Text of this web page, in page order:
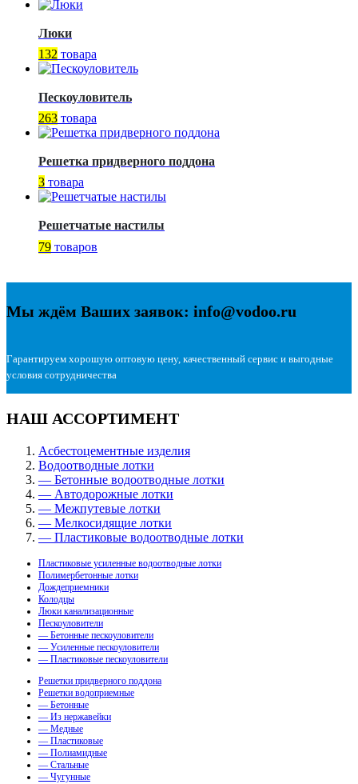
Люки
132 товара
Пескоуловитель
263 товара
Решетка придверного поддона
3 товара
Решетчатые настилы
79 товаров
Мы ждём Ваших заявок: info@vodoo.ru
Гарантируем хорошую оптовую цену, качественный сервис и выгодные
условия сотрудничества
НАШ АССОРТИМЕНТ
Асбестоцементные изделия
Водоотводные лотки
— Бетонные водоотводные лотки
— Автодорожные лотки
— Межпутевые лотки
— Мелкосидящие лотки
— Пластиковые водоотводные лотки
Пластиковые усиленные водоотводные лотки
Полимербетонные лотки
Дождеприемники
Колодцы
Люки канализационные
Пескоуловители
— Бетонные пескоуловители
— Усиленные пескоуловители
— Пластиковые пескоуловители
Решетки придверного поддона
Решетки водоприемные
— Бетонные
— Из нержавейки
— Медные
— Пластиковые
— Полиамидные
— Стальные
— Чугунные